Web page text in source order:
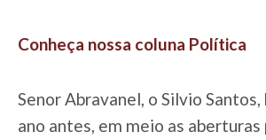
Conheça nossa coluna Política
Senor Abravanel, o Silvio
ano antes, em meio as